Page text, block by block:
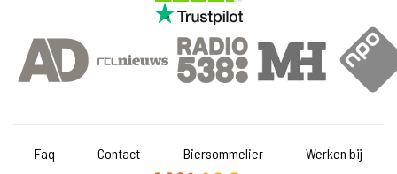
Faq Contact Biersommelier Werken bij